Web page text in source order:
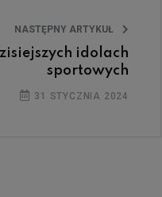
NASTĘPNY ARTYKUŁ
idolach
sportowych
31 STYCZNIA 2024